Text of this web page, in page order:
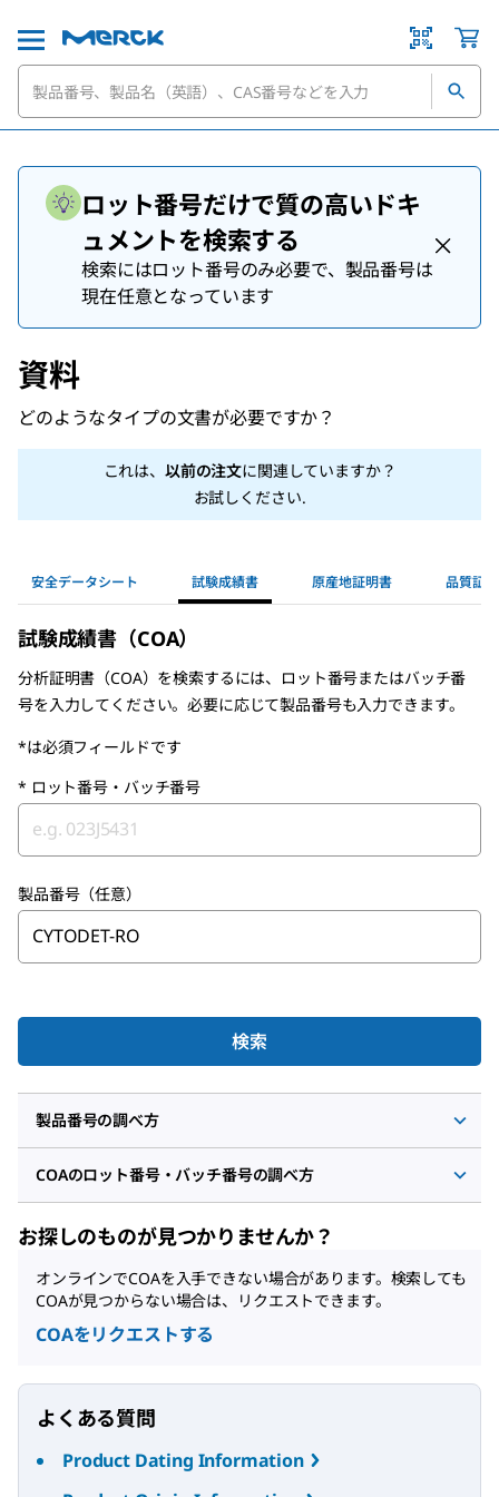
ロット番号だけで質の高いドキ
ュメントを検索する
検索にはロット番号のみ必要で、製品番号は
現在任意となっています
資料
どのようなタイプの文書が必要ですか？
これは、 以前の注文に関連していますか？
お試しください.
安全データシート 試験成績書 原産地証明書 品質証
試験成績書（COA）
分析証明書（COA）を検索するには、ロット番号またはバッチ番
号を入力してください。必要に応じて製品番号も入力できます。
*は必須フィールドです
* ロット番号・バッチ番号
製品番号（任意）
検索
製品番号の調べ方
COAのロット番号・バッチ番号の調べ方
お探しのものが見つかりませんか？
オンラインでCOAを入手できない場合があります。検索しても
COAが見つからない場合は、リクエストできます。
COAをリクエストする
よくある質問
Product Dating Information